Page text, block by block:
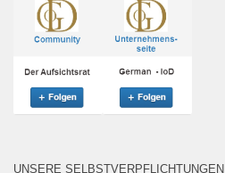
UNSERE SELBSTVERPFLICHTUNGEN